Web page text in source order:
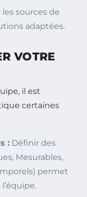
sources de
adaptées.
VOTRE
il est
certaines
: Définir des
Mesurables,
permet